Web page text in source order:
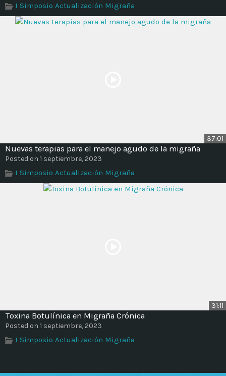
I Simposio Actualización Migraña
37:01
Nuevas terapias para el manejo agudo de la migraña
Posted on 1 septiembre, 2023
I Simposio Actualización Migraña
31:11
Toxina Botulínica en Migraña Crónica
Posted on 1 septiembre, 2023
I Simposio Actualización Migraña